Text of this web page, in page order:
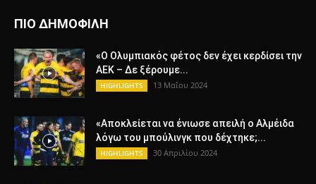
ΠΙΟ ΔΗΜΟΦΙΛΗ
«Ο Ολυμπιακός φέτος δεν έχει κερδίσει την
ΑΕΚ – Δε ξέρουμε...
HIGHLIGHTS 13 Μαΐου 2024
«Αποκλείεται να ένιωσε απειλή ο Αλμέιδα
λόγω του μπούλινγκ που δέχτηκε;...
HIGHLIGHTS 30 Απριλίου 2024